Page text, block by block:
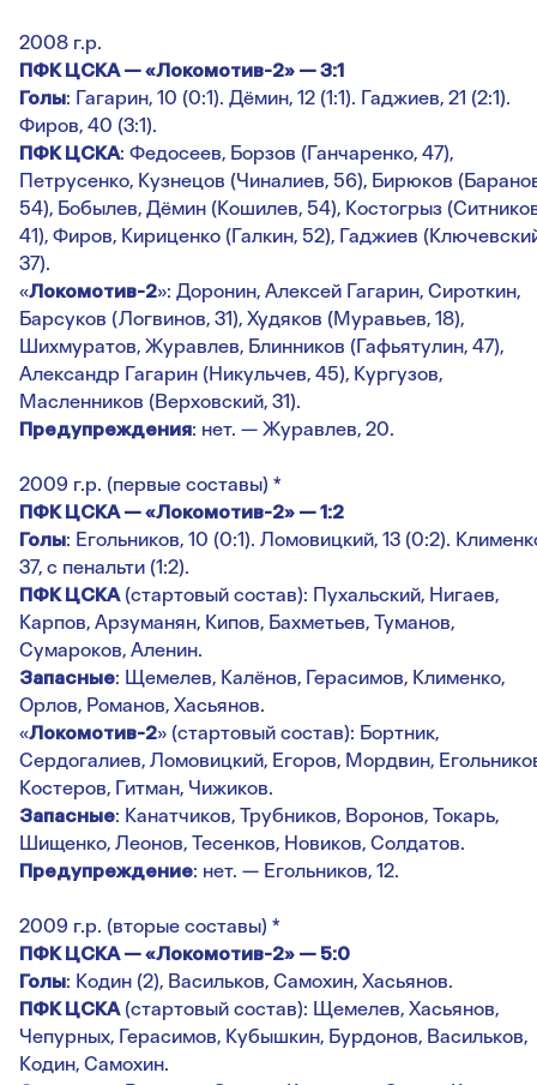
2008 г.р.
ПФК ЦСКА — «Локомотив-2» — 3:1
Голы: Гагарин, 10 (0:1). Дёмин, 12 (1:1). Гаджиев, 21 (2:1).
Фиров, 40 (3:1).
ПФК ЦСКА: Федосеев, Борзов (Ганчаренко, 47),
Петрусенко, Кузнецов (Чиналиев, 56), Бирюков
54), Бобылев, Дёмин (Кошилев, 54), Костогрыз
41), Фиров, Кириценко (Галкин, 52), Гаджиев
37).
«Локомотив-2»: Доронин, Алексей Гагарин, Сироткин,
Барсуков (Логвинов, 31), Худяков (Муравьев, 18),
Шихмуратов, Журавлев, Блинников (Гафьятулин, 47),
Александр Гагарин (Никульчев, 45), Кургузов,
Масленников (Верховский, 31).
Предупреждения: нет. — Журавлев, 20.
2009 г.р. (первые составы) *
ПФК ЦСКА — «Локомотив-2» — 1:2
Голы: Егольников, 10 (0:1). Ломовицкий, 13 (0:2).
37, с пенальти (1:2).
ПФК ЦСКА(стартовый состав): Пухальский, Нигаев,
Карпов, Арзуманян, Кипов, Бахметьев, Туманов,
Сумароков, Аленин.
Запасные: Щемелев, Калёнов, Герасимов, Клименко,
Орлов, Романов, Хасьянов.
«Локомотив-2» (стартовый состав): Бортник,
Сердогалиев, Ломовицкий, Егоров, Мордвин,
Костеров, Гитман, Чижиков.
Запасные: Канатчиков, Трубников, Воронов, Токарь,
Шищенко, Леонов, Тесенков, Новиков, Солдатов.
Предупреждение: нет. — Егольников, 12.
2009 г.р. (вторые составы) *
ПФК ЦСКА — «Локомотив-2» — 5:0
Голы: Кодин (2), Васильков, Самохин, Хасьянов.
ПФК ЦСКА(стартовый состав): Щемелев, Хасьянов,
Чепурных, Герасимов, Кубышкин, Бурдонов, Васильков,
Кодин, Самохин.